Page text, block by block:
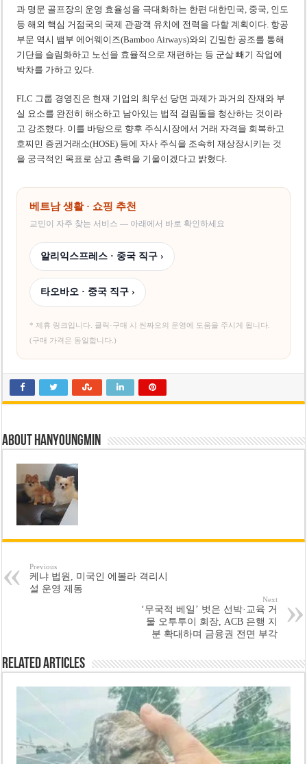
과 명문 골프장의 운영 효율성을 극대화하는 한편 대한민국, 중국, 인도
등 해외 핵심 거점국의 국제 관광객 유치에 전력을 다할 계획이다. 항공
부문 역시 뱀부 에어웨이즈(Bamboo Airways)와의 긴밀한 공조를 통해
기단을 슬림화하고 노선을 효율적으로 재편하는 등 군살 빼기 작업에
박차를 가하고 있다.
FLC 그룹 경영진은 현재 기업의 최우선 당면 과제가 과거의 잔재와 부
실 요소를 완전히 해소하고 남아있는 법적 걸림돌을 청산하는 것이라
고 강조했다. 이를 바탕으로 향후 주식시장에서 거래 자격을 회복하고
호찌민 증권거래소(HOSE) 등에 자사 주식을 조속히 재상장시키는 것
을 궁극적인 목표로 삼고 총력을 기울이겠다고 밝혔다.
베트남 생활 · 쇼핑 추천
교민이 자주 찾는 서비스 — 아래에서 바로 확인하세요
알리익스프레스 · 중국 직구 ›
타오바오 · 중국 직구 ›
* 제휴 링크입니다. 클릭·구매 시 씬짜오의 운영에 도움을 주시게 됩니다.
(구매 가격은 동일합니다.)
About hanyoungmin
Previous
케냐 법원, 미국인 에볼라 격리시
설 운영 제동
Next
‘무국적 베일’ 벗은 선박·교육 거
물 오투투이 회장, ACB 은행 지
분 확대하며 금융권 전면 부각
Related Articles